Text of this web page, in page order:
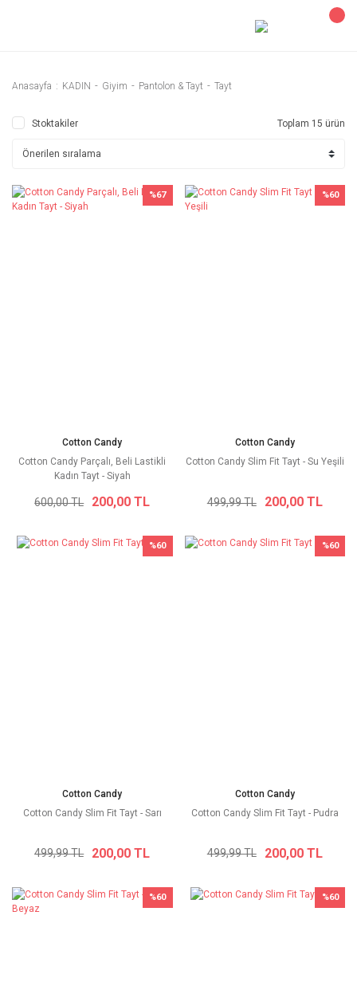
Anasayfa KADIN Giyim Pantolon & Tayt Tayt
Stoktakiler Toplam 15 ürün
%67
Cotton Candy
Cotton Candy Parçalı, Beli Lastikli
Kadın Tayt - Siyah
600,00 TL 200,00 TL
%60
Cotton Candy
Cotton Candy Slim Fit Tayt - Su Yeşili
499,99 TL 200,00 TL
%60
Cotton Candy
Cotton Candy Slim Fit Tayt - Sarı
499,99 TL 200,00 TL
%60
Cotton Candy
Cotton Candy Slim Fit Tayt - Pudra
499,99 TL 200,00 TL
%60 %60